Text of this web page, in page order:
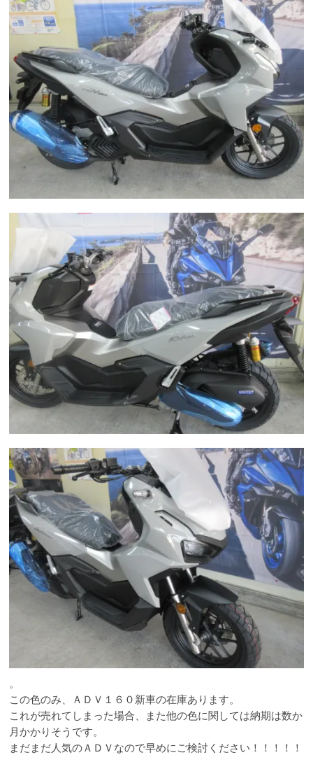
。
この色のみ、ＡＤＶ１６０新車の在庫あります。
これが売れてしまった場合、また他の色に関しては納期は数か
月かかりそうです。
まだまだ人気のＡＤＶなので早めにご検討ください！！！！！